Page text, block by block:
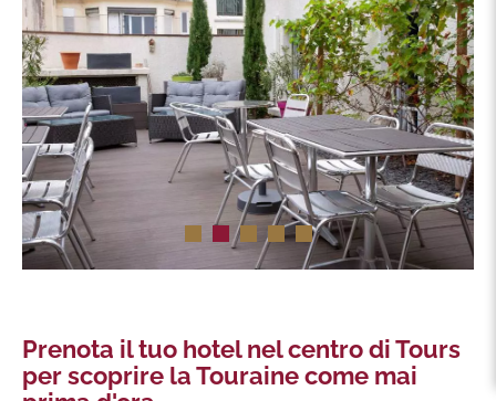
Prenota il tuo hotel nel centro di Tours
per scoprire la Touraine come mai